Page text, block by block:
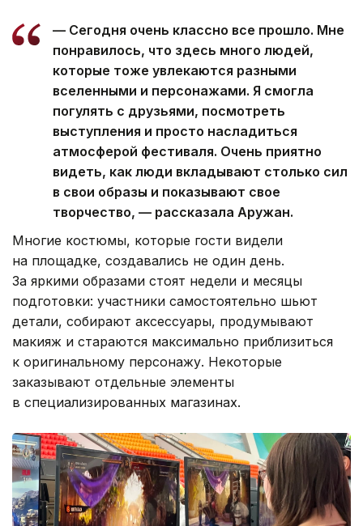
— Сегодня очень классно все прошло. Мне
понравилось, что здесь много людей,
которые тоже увлекаются разными
вселенными и персонажами. Я смогла
погулять с друзьями, посмотреть
выступления и просто насладиться
атмосферой фестиваля. Очень приятно
видеть, как люди вкладывают столько сил
в свои образы и показывают свое
творчество, — рассказала Аружан.
Многие костюмы, которые гости видели
на площадке, создавались не один день.
За яркими образами стоят недели и месяцы
подготовки: участники самостоятельно шьют
детали, собирают аксессуары, продумывают
макияж и стараются максимально приблизиться
к оригинальному персонажу. Некоторые
заказывают отдельные элементы
в специализированных магазинах.